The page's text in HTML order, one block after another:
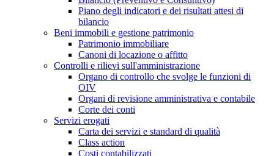
Piano degli indicatori e dei risultati attesi di
bilancio
Beni immobili e gestione patrimonio
Patrimonio immobiliare
Canoni di locazione o affitto
Controlli e rilievi sull'amministrazione
Organo di controllo che svolge le funzioni di
OIV
Organi di revisione amministrativa e contabile
Corte dei conti
Servizi erogati
Carta dei servizi e standard di qualità
Class action
Costi contabilizzati